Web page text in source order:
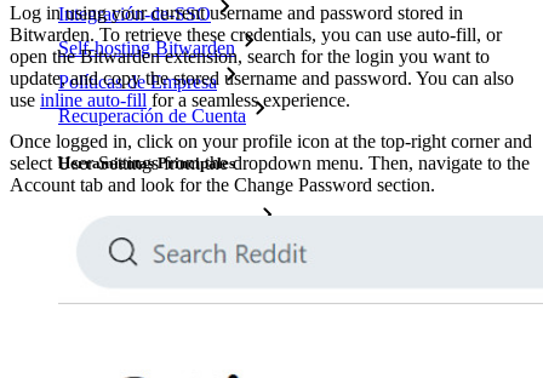
Integración-de-SSO
Self-hosting Bitwarden
Políticas de Empresa
Recuperación de Cuenta
Herramientas Principales
Generador de Contraseña
Probador de Fuerza de la Contraseña
Generador de Frases de Contraseña
Log in using your current username and password stored in
Bitwarden. To retrieve these credentials, you can use auto-fill, or
open the Bitwarden extension, search for the login you want to
update, and copy the stored username and password. You can also
use inline auto-fill for a seamless experience.
Once logged in, click on your profile icon at the top-right corner and
select User Settings from the dropdown menu. Then, navigate to the
Account tab and look for the Change Password section.